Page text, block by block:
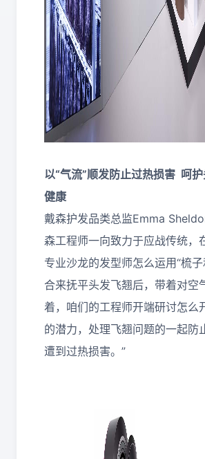
以“气流”顺发防止过热损害 呵
健康
戴森护发品类总监Emma
森工程师一向致力于应战传统，
专业沙龙的发型师怎么运用“梳子
合来抚平头发飞翘后，带着对空
着，咱们的工程师开端研讨怎么
的潜力，处理飞翘问题的一起防
遭到过热损害。”